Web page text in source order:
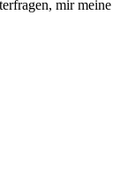
mir